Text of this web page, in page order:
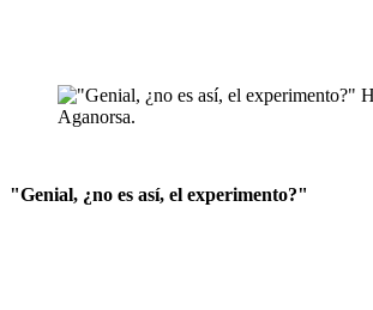
"Genial, ¿no es así, el experimento?"